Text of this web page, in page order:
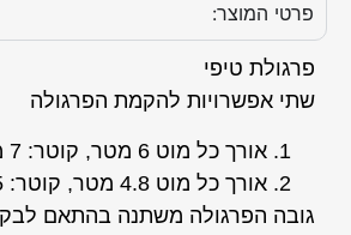
פרטי המוצר:
פרגולת טיפי
שתי אפשרויות להקמת הפרגולה
אורך כל מוט 6 מטר, קוטר: 7 מטר
אורך כל מוט 4.8 מטר, קוטר: 5 מטר
גובה הפרגולה משתנה בהתאם